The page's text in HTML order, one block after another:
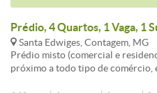
Prédio, 4 Quartos, 1 Vaga, 1
Santa Edwiges, Contagem, MG
Prédio misto (comercial e
próximo a todo tipo de comércio,